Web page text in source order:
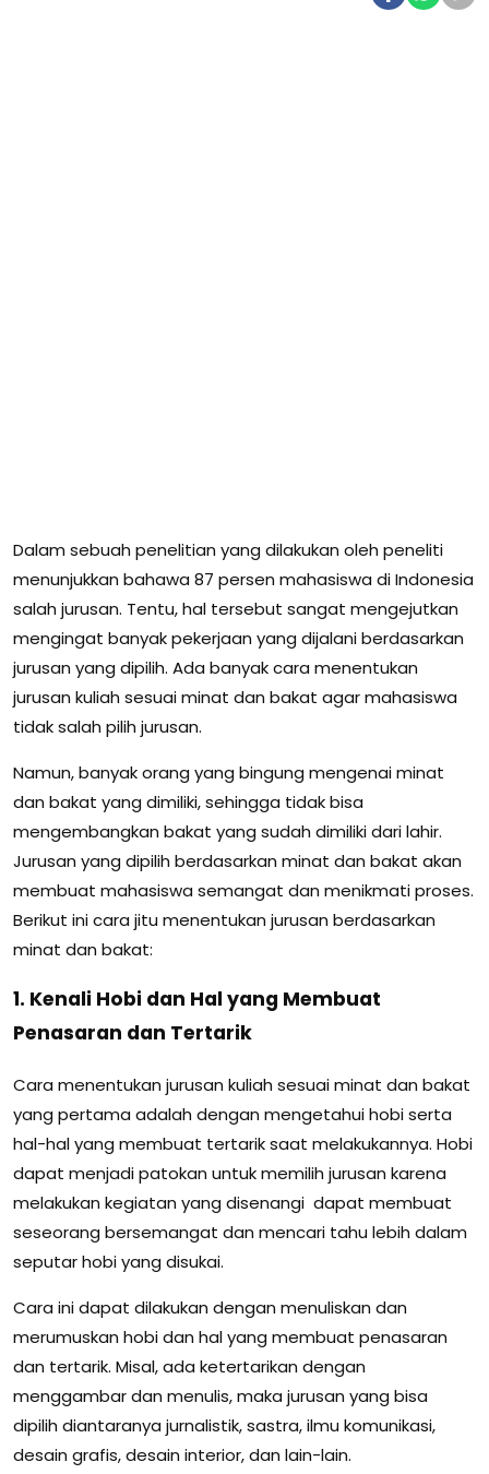
Dalam sebuah penelitian yang dilakukan oleh peneliti
menunjukkan bahawa 87 persen mahasiswa di Indonesia
salah jurusan. Tentu, hal tersebut sangat mengejutkan
mengingat banyak pekerjaan yang dijalani berdasarkan
jurusan yang dipilih. Ada banyak cara menentukan
jurusan kuliah sesuai minat dan bakat agar mahasiswa
tidak salah pilih jurusan.
Namun, banyak orang yang bingung mengenai minat
dan bakat yang dimiliki, sehingga tidak bisa
mengembangkan bakat yang sudah dimiliki dari lahir.
Jurusan yang dipilih berdasarkan minat dan bakat akan
membuat mahasiswa semangat dan menikmati proses.
Berikut ini cara jitu menentukan jurusan berdasarkan
minat dan bakat:
1. Kenali Hobi dan Hal yang Membuat
Penasaran dan Tertarik
Cara menentukan jurusan kuliah sesuai minat dan bakat
yang pertama adalah dengan mengetahui hobi serta
hal-hal yang membuat tertarik saat melakukannya. Hobi
dapat menjadi patokan untuk memilih jurusan karena
melakukan kegiatan yang disenangi dapat membuat
seseorang bersemangat dan mencari tahu lebih dalam
seputar hobi yang disukai.
Cara ini dapat dilakukan dengan menuliskan dan
merumuskan hobi dan hal yang membuat penasaran
dan tertarik. Misal, ada ketertarikan dengan
menggambar dan menulis, maka jurusan yang bisa
dipilih diantaranya jurnalistik, sastra, ilmu komunikasi,
desain grafis, desain interior, dan lain-lain.